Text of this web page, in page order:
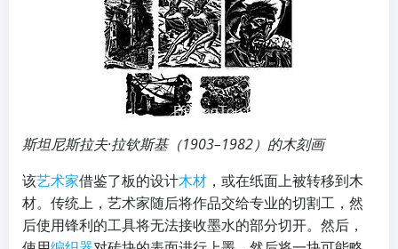
斯坦尼斯拉夫·拉钦斯基（1903–1982）的木刻画
该艺术家借鉴了板的设计木材 ，或在纸面上被转移到木
材。传统上，艺术家随后将作品交给专业的切割工，然
后使用锋利的工具将无法接收墨水的部分切开。然后，